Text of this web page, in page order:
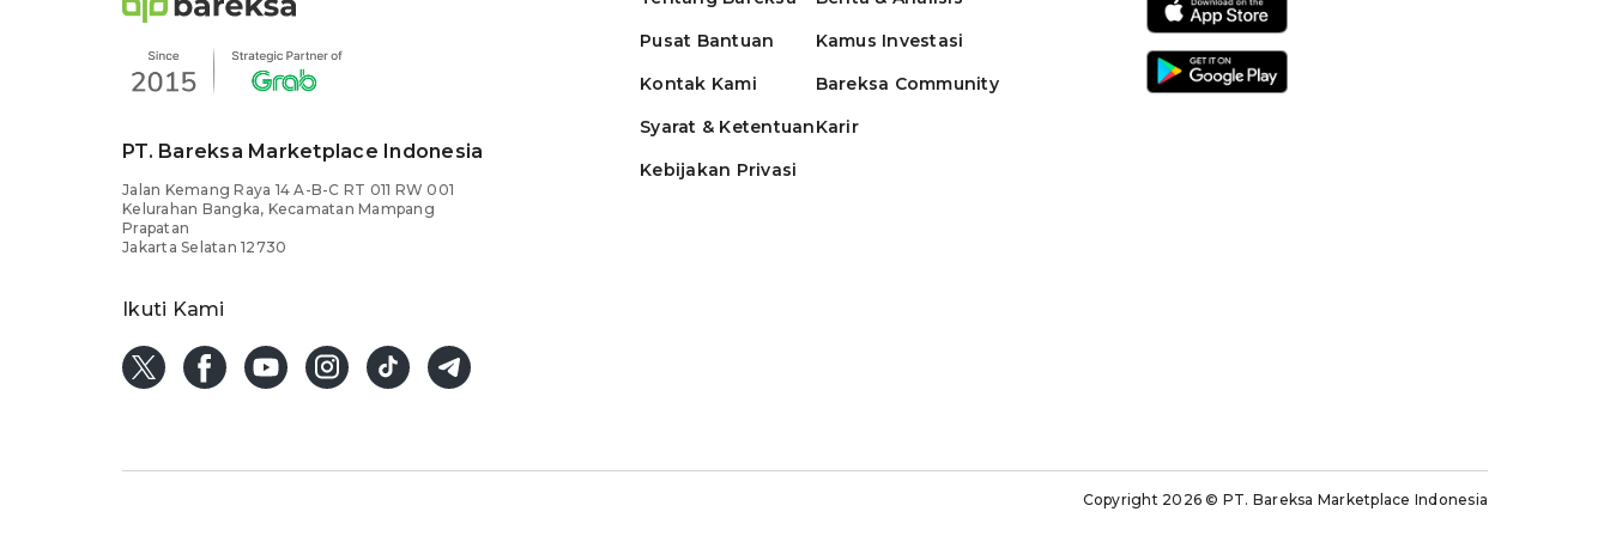
PT. Bareksa Marketplace Indonesia
Jalan Kemang Raya 14 A-B-C RT 011 RW 001
Kelurahan Bangka, Kecamatan Mampang
Prapatan
Jakarta Selatan 12730
Ikuti Kami
Pusat Bantuan
Kontak Kami
Syarat & Ketentuan
Kebijakan Privasi
Kamus Investasi
Bareksa Community
Karir
Copyright 2026© PT. Bareksa Marketplace Indonesia